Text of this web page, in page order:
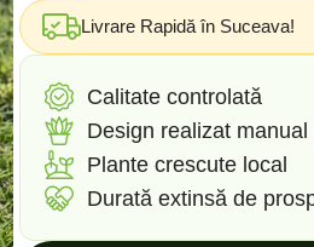
Livrare Rapidă în Suceava!
Calitate controlată
Design realizat manual
Plante crescute local
Durată extinsă de